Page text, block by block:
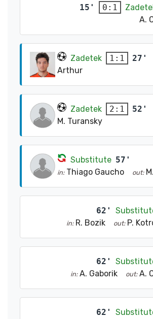
15' 0:1
A.
Zadetek 1:1
27'
Arthur
Zadetek 2:1
52'
M. Turansky
Substitute 57'
in: Thiago Gaucho out:
62'
in: R. Bozik out: P.
62'
in: A. Gaborik out: A.
62'